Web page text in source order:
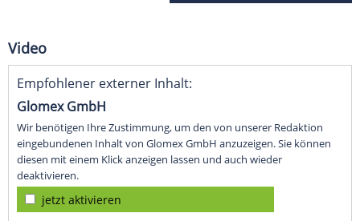
Video
Empfohlener externer Inhalt:
Glomex GmbH
Wir benötigen Ihre Zustimmung, um den von unserer Redaktion
eingebundenen Inhalt von Glomex GmbH anzuzeigen. Sie können
diesen mit einem Klick anzeigen lassen und auch wieder
deaktivieren.
jetzt aktivieren